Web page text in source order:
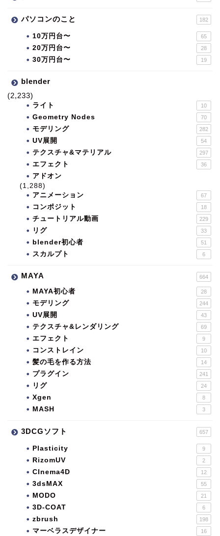
パソコンのこと 182
10万円台〜 65
20万円台〜 28
30万円台〜 19
blender
(2,233)
ライト 10
Geometry Nodes 70
モデリング 282
UV展開 54
テクスチャ&マテリアル 297
エフェクト 36
アドオン
(1,288)
アニメーション
67
コンポジット 18
チュートリアル動画 229
リグ 33
blender初心者 51
スカルプト 6
MAYA 664
MAYA初心者 28
モデリング 244
UV展開 43
テクスチャ&レンダリング 69
エフェクト 9
コンストレイン 10
髪の毛を作る方法 14
プラグイン 241
リグ 24
Xgen 8
MASH 3
3DCGソフト 657
Plasticity 9
RizomUV 2
CInema4D 12
3dsMAX 55
MODO 21
3D-COAT 6
zbrush 198
マーベラスデザイナー 16